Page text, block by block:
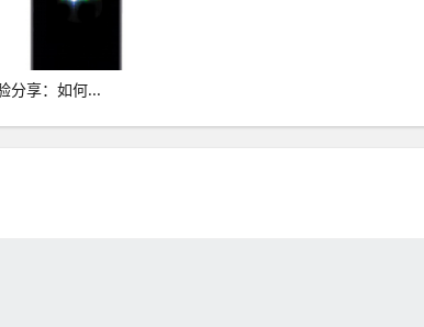
分享：如何...